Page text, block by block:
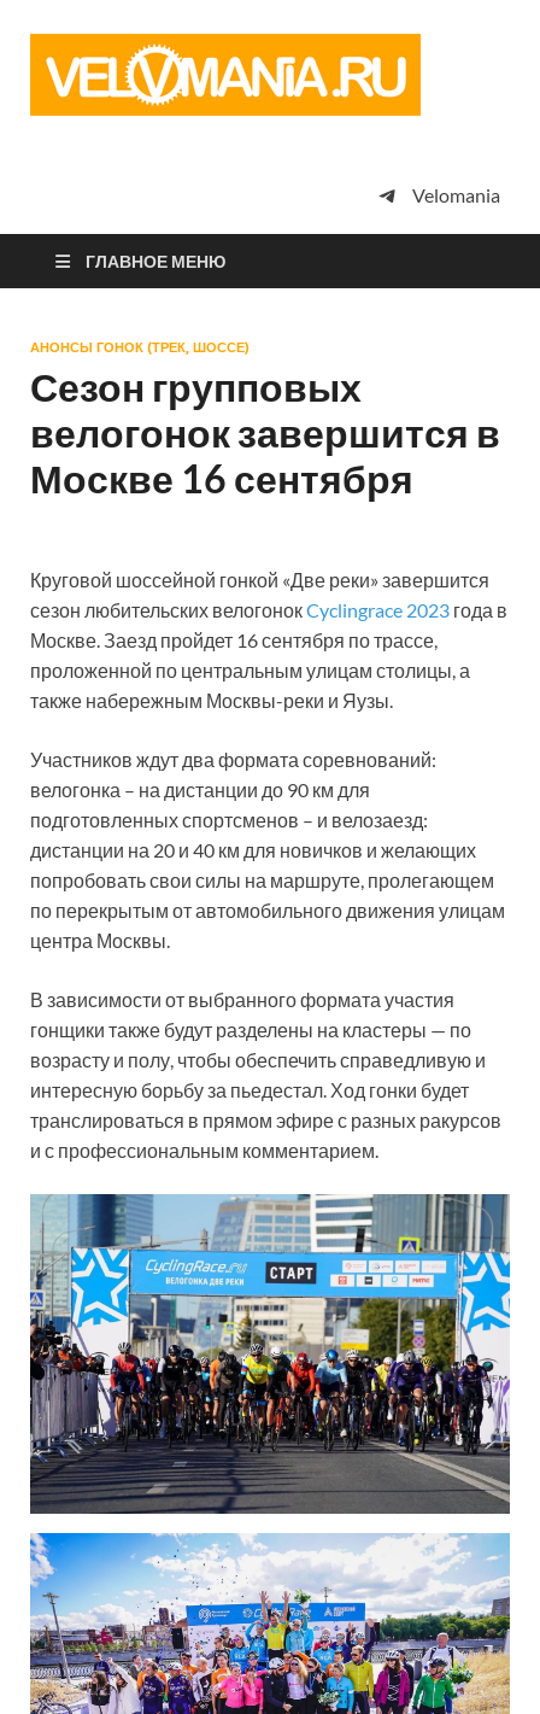
просто
Velomania
ГЛАВНОЕ МЕНЮ
АНОНСЫ ГОНОК (ТРЕК, ШОССЕ)
Сезон групповых
велогонок завершится в
Москве 16 сентября
Круговой шоссейной гонкой «Две реки» завершится
сезон любительских велогонокCyclingrace 2023 года в
Москве. Заезд пройдет 16 сентября по трассе,
проложенной по центральным улицам столицы, а
также набережным Москвы-реки и Яузы.
Участников ждут два формата соревнований:
велогонка – на дистанции до 90 км для
подготовленных спортсменов – и велозаезд:
дистанции на 20 и 40 км для новичков и желающих
попробовать свои силы на маршруте, пролегающем
по перекрытым от автомобильного движения улицам
центра Москвы.
В зависимости от выбранного формата участия
гонщики также будут разделены на кластеры — по
возрасту и полу, чтобы обеспечить справедливую и
интересную борьбу за пьедестал. Ход гонки будет
транслироваться в прямом эфире с разных ракурсов
и с профессиональным комментарием.